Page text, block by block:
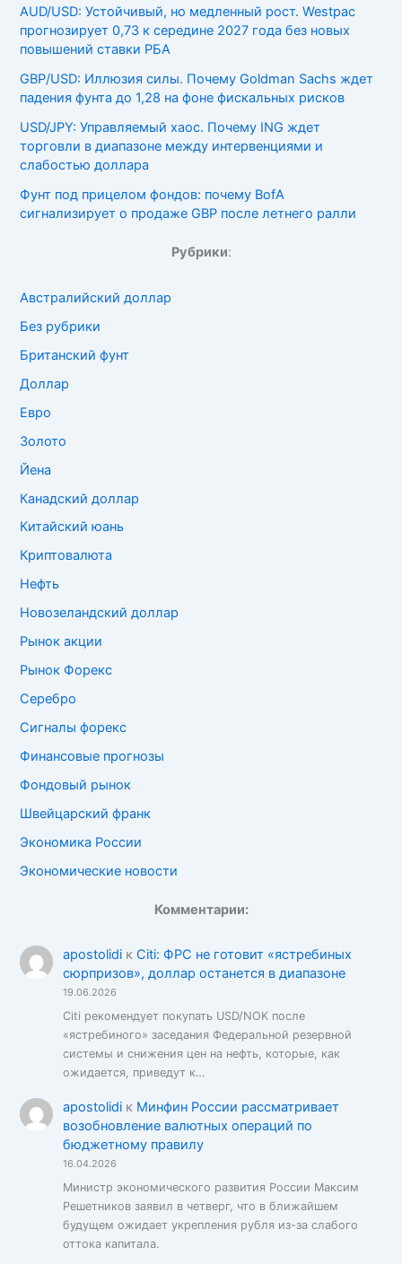
AUD/USD: Устойчивый, но медленный рост. Westpac
прогнозирует 0,73 к середине 2027 года без новых
повышений ставки РБА
GBP/USD: Иллюзия силы. Почему Goldman Sachs ждет
падения фунта до 1,28 на фоне фискальных рисков
USD/JPY: Управляемый хаос. Почему ING ждет
торговли в диапазоне между интервенциями и
слабостью доллара
Фунт под прицелом фондов: почему BofA
сигнализирует о продаже GBP после летнего ралли
Рубрики:
Австралийский доллар
Без рубрики
Британский фунт
Доллар
Евро
Золото
Йена
Канадский доллар
Китайский юань
Криптовалюта
Нефть
Новозеландский доллар
Рынок акции
Рынок Форекс
Серебро
Сигналы форекс
Финансовые прогнозы
Фондовый рынок
Швейцарский франк
Экономика России
Экономические новости
Комментарии:
apostolidiк Citi: ФРС не готовит «ястребиных
сюрпризов», доллар останется в диапазоне
19.06.2026
Citi рекомендует покупать USD/NOK после
«ястребиного» заседания Федеральной резервной
системы и снижения цен на нефть, которые, как
ожидается, приведут к…
apostolidiк Минфин России рассматривает
возобновление валютных операций по
бюджетному правилу
16.04.2026
Министр экономического развития России Максим
Решетников заявил в четверг, что в ближайшем
будущем ожидает укрепления рубля из-за слабого
оттока капитала.